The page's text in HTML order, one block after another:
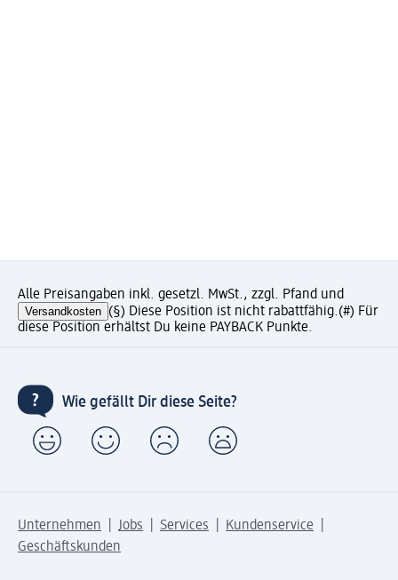
Alle Preisangaben inkl. gesetzl. MwSt., zzgl. Pfand und
Versandkosten (§) Diese Position ist nicht rabattfähig.(#) Für
diese Position erhältst Du keine PAYBACK Punkte.
Wie gefällt Dir diese Seite?
Unternehmen Jobs Services
Kundenservice
Geschäftskunden